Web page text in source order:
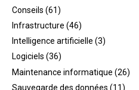
Conseils (61)
Infrastructure (46)
Intelligence artificielle (3)
Logiciels (36)
Maintenance informatique (26)
Sauvegarde des données (11)